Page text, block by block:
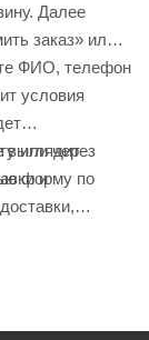
Далее
заказ» или
ФИО, телефон
условия
или через
и
выглядит
форму по